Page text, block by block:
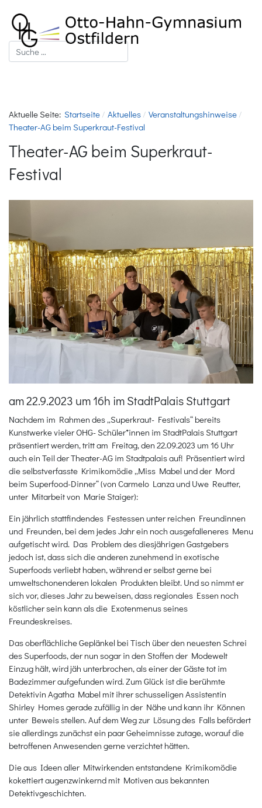
Suchen
Aktuelle Seite: Startseite Aktuelles
Veranstaltungshinweise
Theater-AG beim Superkraut-Festival
Theater-AG beim Superkraut-
Festival
am 22.9.2023 um 16h im StadtPalais Stuttgart
Nachdem im Rahmen des „Superkraut- Festivals“ bereits
Kunstwerke vieler OHG- Schüler*innen im StadtPalais Stuttgart
präsentiert werden, tritt am Freitag, den 22.09.2023 um 16 Uhr
auch ein Teil der Theater-AG im Stadtpalais auf! Präsentiert wird
die selbstverfasste Krimikomödie „Miss Mabel und der Mord
beim Superfood-Dinner“ (von Carmelo Lanza und Uwe Reutter,
unter Mitarbeit von Marie Staiger):
Ein jährlich stattfindendes Festessen unter reichen Freundinnen
und Freunden, bei dem jedes Jahr ein noch ausgefalleneres Menu
aufgetischt wird. Das Problem des diesjährigen Gastgebers
jedoch ist, dass sich die anderen zunehmend in exotische
Superfoods verliebt haben, während er selbst gerne bei
umweltschonenderen lokalen Produkten bleibt. Und so nimmt er
sich vor, dieses Jahr zu beweisen, dass regionales Essen noch
köstlicher sein kann als die Exotenmenus seines
Freundeskreises.
Das oberflächliche Geplänkel bei Tisch über den neuesten Schrei
des Superfoods, der nun sogar in den Stoffen der Modewelt
Einzug hält, wird jäh unterbrochen, als einer der Gäste tot im
Badezimmer aufgefunden wird. Zum Glück ist die berühmte
Detektivin Agatha Mabel mit ihrer schusseligen Assistentin
Shirley Homes gerade zufällig in der Nähe und kann ihr Können
unter Beweis stellen. Auf dem Weg zur Lösung des Falls befördert
sie allerdings zunächst ein paar Geheimnisse zutage, worauf die
betroffenen Anwesenden gerne verzichtet hätten.
Die aus Ideen aller Mitwirkenden entstandene Krimikomödie
kokettiert augenzwinkernd mit Motiven aus bekannten
Detektivgeschichten.